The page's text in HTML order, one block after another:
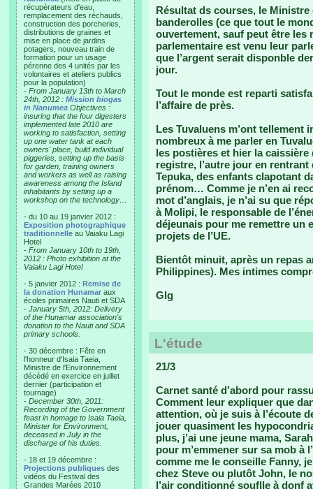
récupérateurs d'eau,
remplacement des réchauds,
construction des porcheries,
distributions de graines et
mise en place de jardins
potagers, nouveau train de
formation pour un usage
pérenne des 4 unités par les
volontaires et ateliers publics
pour la population)
- From January 13th to March
24th, 2012 : Mission biogas
in Nanumea Objectives :
insuring that the four digesters
implemented late 2010 are
working to satisfaction, setting
up one water tank at each
owners' place, build individual
piggeries, setting up the basis
for garden, training owners
and workers as well as raising
awareness among the Island
inhabitants by setting up a
workshop on the technology…
- du 10 au 19 janvier 2012 :
Exposition photographique
traditionnelle au Vaiaku Lagi
Hotel
- From January 10th to 19th,
2012 : Photo exhibition at the
Vaiaku Lagi Hotel
- 5 janvier 2012 : Remise de
la donation Hunamar aux
écoles primaires Nauti et SDA
- January 5th, 2012: Delivery
of the Hunamar association's
donation to the Nauti and SDA
primary schools.
- 30 décembre : Fête en
l'honneur d'Isaia Taeia,
Ministre de l'Environnement
décédé en exercice en juillet
dernier (participation et
tournage)
- December 30th, 2011:
Recording of the Government
feast in homage to Isaia Taeia,
Minister for Environment,
deceased in July in the
discharge of his duties.
- 18 et 19 décembre :
Projections publiques des
vidéos du Festival des
Grandes Marées 2010
Résultat ds courses, le
banderolles (ce que tout le
ouvertement, sauf peut être les
parlementaire est venu leur
que l’argent serait disponble
jour.
Tout le monde est reparti
l’affaire de près.
Les Tuvaluens m’ont tellement
nombreux à me parler en
les postières et hier la
registre, l’autre jour en
Tepuka, des enfants clapotant
prénom… Comme je n’en ai
mot d’anglais, je n’ai su que
à Molipi, le responsable de
déjeunais pour me remettre un
projets de l’UE.
Bientôt minuit, après un repas
Philippines). Mes intimes
Glg
L'étude
21/3
Carnet santé d’abord pour
Comment leur expliquer que
attention, où je suis à l’écoute
jouer quasiment les
plus, j’ai une jeune mama,
pour m’emmener sur sa mob
comme me le conseille Fanny,
chez Steve ou plutôt John, le
l’air conditionné souflle à donf